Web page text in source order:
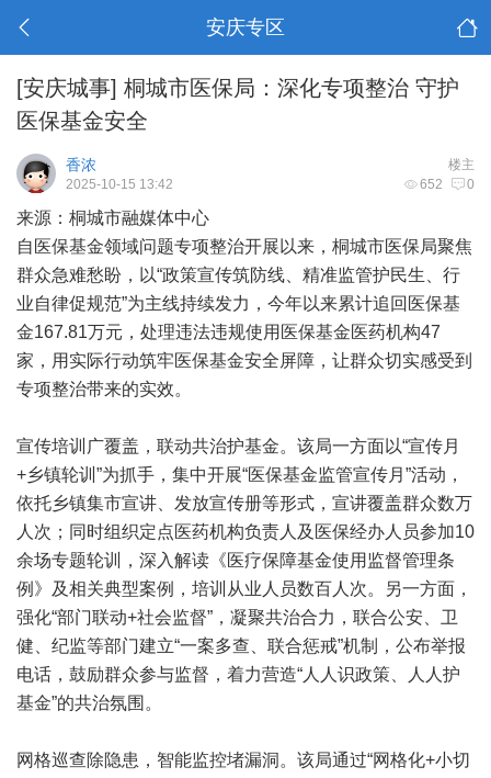
安庆专区
[安庆城事] 桐城市医保局：深化专项整治 守护
医保基金安全
楼主
香浓
652 0
2025-10-15 13:42
来源：桐城市融媒体中心
自医保基金领域问题专项整治开展以来，桐城市医保局聚焦
群众急难愁盼，以“政策宣传筑防线、精准监管护民生、行
业自律促规范”为主线持续发力，今年以来累计追回医保基
金167.81万元，处理违法违规使用医保基金医药机构47
家，用实际行动筑牢医保基金安全屏障，让群众切实感受到
专项整治带来的实效。
宣传培训广覆盖，联动共治护基金。该局一方面以“宣传月
+乡镇轮训”为抓手，集中开展“医保基金监管宣传月”活动，
依托乡镇集市宣讲、发放宣传册等形式，宣讲覆盖群众数万
人次；同时组织定点医药机构负责人及医保经办人员参加10
余场专题轮训，深入解读《医疗保障基金使用监督管理条
例》及相关典型案例，培训从业人员数百人次。另一方面，
强化“部门联动+社会监督”，凝聚共治合力，联合公安、卫
健、纪监等部门建立“一案多查、联合惩戒”机制，公布举报
电话，鼓励群众参与监督，着力营造“人人识政策、人人护
基金”的共治氛围。
网格巡查除隐患，智能监控堵漏洞。该局通过“网格化+小切